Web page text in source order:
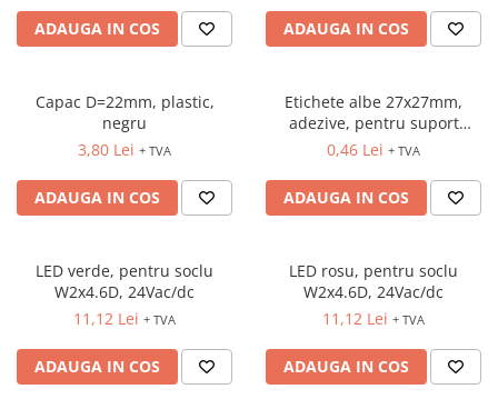
AFDD - Sigurante & dispozitive de
detectare
ADAUGA IN COS ADAUGA IN COS
Capac D=22mm, plastic,
negru
3,80 Lei + TVA
ADAUGA IN COS
Etichete albe 27x27mm,
adezive, pentru suport
etichete butoane/lampi gama
0,46 Lei + TVA
ADAUGA IN COS
LED verde, pentru soclu
W2x4.6D, 24Vac/dc
11,12 Lei + TVA
ADAUGA IN COS
LED rosu, pentru soclu
W2x4.6D, 24Vac/dc
11,12 Lei + TVA
ADAUGA IN COS